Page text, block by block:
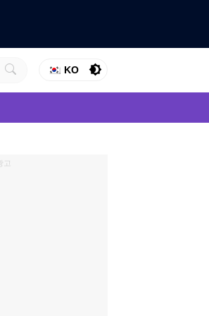
KO
고